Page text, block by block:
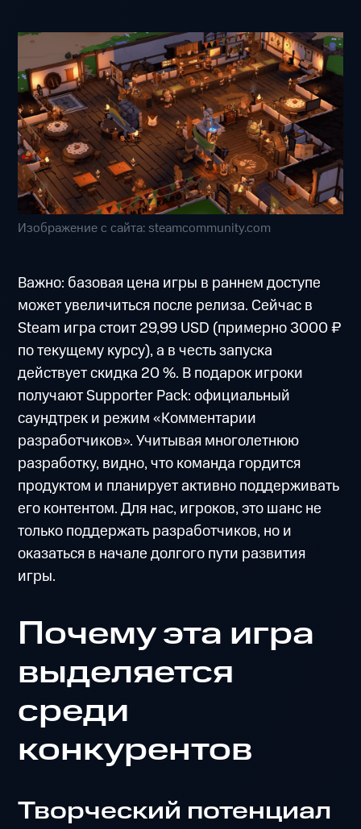
Изображение с сайта: steamcommunity.com
Важно: базовая цена игры в раннем доступе
может увеличиться после релиза. Сейчас в
Steam игра стоит 29,99 USD (примерно 3000 ₽
по текущему курсу), а в честь запуска
действует скидка 20 %. В подарок игроки
получают Supporter Pack: официальный
саундтрек и режим «Комментарии
разработчиков». Учитывая многолетнюю
разработку, видно, что команда гордится
продуктом и планирует активно поддерживать
его контентом. Для нас, игроков, это шанс не
только поддержать разработчиков, но и
оказаться в начале долгого пути развития
игры.
Почему эта игра
выделяется
среди
конкурентов
Творческий потенциал